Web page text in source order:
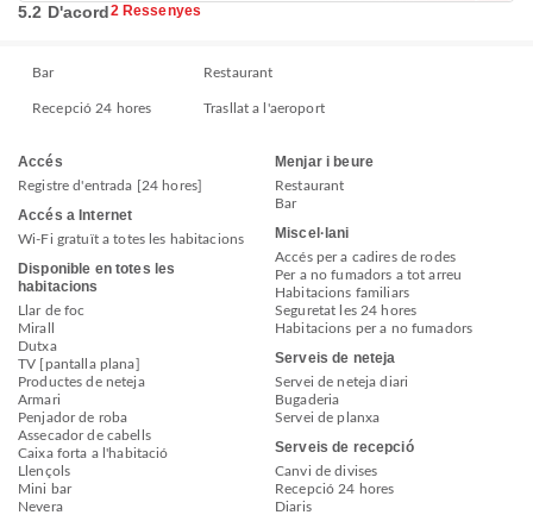
5.2 D'acord2 Ressenyes
Bar Restaurant
Recepció 24 hores Trasllat a l'aeroport
Accés
Registre d'entrada [24 hores]
Accés a Internet
Wi-Fi gratuït a totes les habitacions
Disponible en totes les
habitacions
Llar de foc
Mirall
Dutxa
TV [pantalla plana]
Productes de neteja
Armari
Penjador de roba
Assecador de cabells
Caixa forta a l'habitació
Llençols
Mini bar
Nevera
Menjar i beure
Restaurant
Bar
Miscel·lani
Accés per a cadires de rodes
Per a no fumadors a tot arreu
Habitacions familiars
Seguretat les 24 hores
Habitacions per a no fumadors
Serveis de neteja
Servei de neteja diari
Bugaderia
Servei de planxa
Serveis de recepció
Canvi de divises
Recepció 24 hores
Diaris